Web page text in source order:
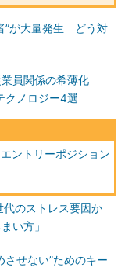
”が大量発生 どう対
業員関係の希薄化
クノロジー4選
ントリーポジション
代のストレス要因か
い方」
させない”ためのキー